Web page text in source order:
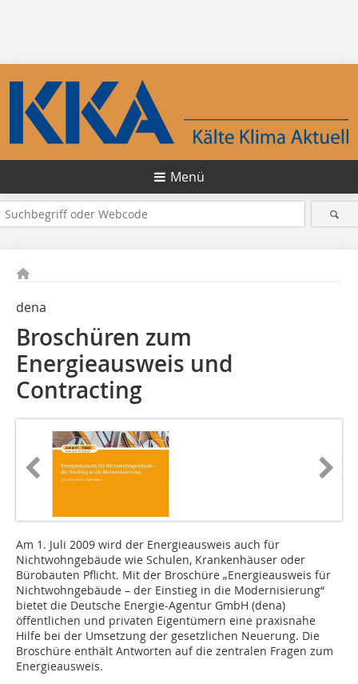
Menü
dena
Broschüren zum
Energieausweis und
Contracting
Am 1. Juli 2009 wird der Energie­ausweis auch für
Nichtwohngebäude wie Schulen, Krankenhäuser oder
Bürobauten Pflicht. Mit der Broschüre „Energieausweis für
Nichtwohngebäude – der Einstieg in die Modernisierung“
bietet die Deutsche Energie-Agentur GmbH (dena)
öffentlichen und privaten Eigentümern eine praxisnahe
Hilfe bei der Umsetzung der gesetzlichen Neuerung. Die
Broschüre enthält Antworten auf die zentralen Fragen zum
Energieausweis.